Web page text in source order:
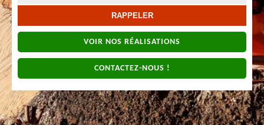
VOIR NOS RÉALISATIONS
CONTACTEZ-NOUS !